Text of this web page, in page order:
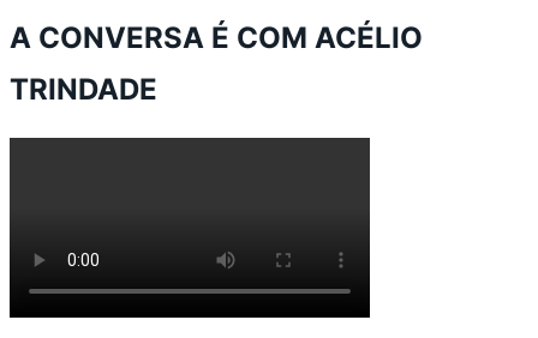
A CONVERSA É COM ACÉLIO
TRINDADE